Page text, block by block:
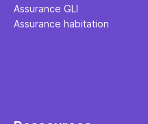
Assurance GLI
Assurance habitation